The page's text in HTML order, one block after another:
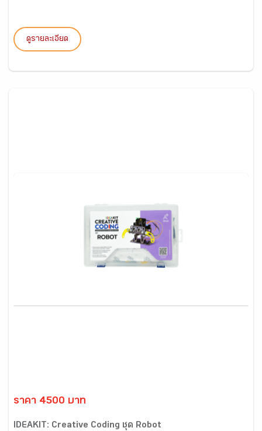
ดูรายละเอียด
ราคา 4500 บาท
IDEAKIT: Creative Coding ชุด Robot